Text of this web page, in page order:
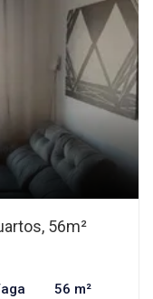
56m²
56 m²